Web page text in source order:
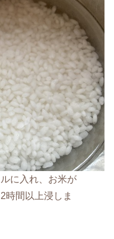
に入れ、お米が
時間以上浸しま